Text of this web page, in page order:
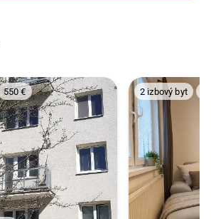
550 € 2 izbový byt